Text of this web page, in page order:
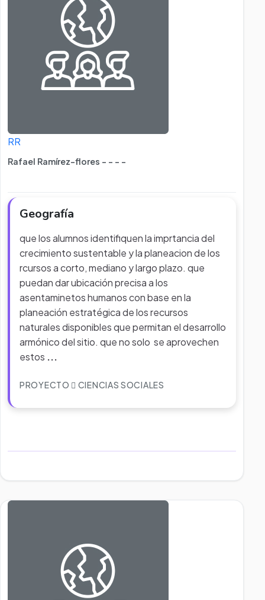
RR
Rafael Ramírez-flores - - - -
Geografía
que los alumnos identifiquen la imprtancia del
crecimiento sustentable y la planeacion de los
rcursos a corto, mediano y largo plazo. que
puedan dar ubicación precisa a los
asentaminetos humanos con base en la
planeación estratégica de los recursos
naturales disponibles que permitan el desarrollo
armónico del sitio. que no solo se aprovechen
estos ...
PROYECTO CIENCIAS SOCIALES